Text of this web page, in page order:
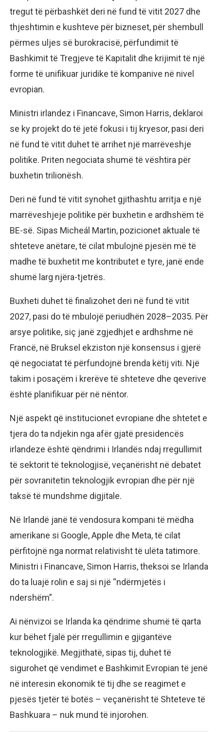
tregut të përbashkët deri në fund të vitit 2027 dhe
thjeshtimin e kushteve për bizneset, për shembull
përmes uljes së burokracisë, përfundimit të
Bashkimit të Tregjeve të Kapitalit dhe krijimit të një
forme të unifikuar juridike të kompanive në nivel
evropian.
Ministri irlandez i Financave, Simon Harris, deklaroi
se ky projekt do të jetë fokusi i tij kryesor, pasi deri
në fund të vitit duhet të arrihet një marrëveshje
politike. Priten negociata shumë të vështira për
buxhetin trilionësh.
Deri në fund të vitit synohet gjithashtu arritja e një
marrëveshjeje politike për buxhetin e ardhshëm të
BE-së. Sipas Micheál Martin, pozicionet aktuale të
shteteve anëtare, të cilat mbulojnë pjesën më të
madhe të buxhetit me kontributet e tyre, janë ende
shumë larg njëra-tjetrës.
Buxheti duhet të finalizohet deri në fund të vitit
2027, pasi do të mbulojë periudhën 2028–2035. Për
arsye politike, siç janë zgjedhjet e ardhshme në
Francë, në Bruksel ekziston një konsensus i gjerë
që negociatat të përfundojnë brenda këtij viti. Një
takim i posaçëm i krerëve të shteteve dhe qeverive
është planifikuar për në nëntor.
Një aspekt që institucionet evropiane dhe shtetet e
tjera do ta ndjekin nga afër gjatë presidencës
irlandeze është qëndrimi i Irlandës ndaj rregullimit
të sektorit të teknologjisë, veçanërisht në debatet
për sovranitetin teknologjik evropian dhe për një
taksë të mundshme digjitale.
Në Irlandë janë të vendosura kompani të mëdha
amerikane si Google, Apple dhe Meta, të cilat
përfitojnë nga normat relativisht të ulëta tatimore.
Ministri i Financave, Simon Harris, theksoi se Irlanda
do ta luajë rolin e saj si një “ndërmjetës i
ndershëm”.
Ai nënvizoi se Irlanda ka qëndrime shumë të qarta
kur bëhet fjalë për rregullimin e gjigantëve
teknologjikë. Megjithatë, sipas tij, duhet të
sigurohet që vendimet e Bashkimit Evropian të jenë
në interesin ekonomik të tij dhe se reagimet e
pjesës tjetër të botës – veçanërisht të Shteteve të
Bashkuara – nuk mund të injorohen.